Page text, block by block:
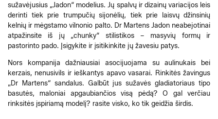
sužavėjusius „Jadon“ modelius. Jų spalvų ir dizainų variacijos leis
derinti tiek prie trumpučių sijonėlių, tiek prie laisvų džinsinių
kelnių ir mėgstamo vilnonio palto. Dr Martens Jadon neabejotinai
atpažinsite iš jų „chunky“ stilistikos – masyvių formų ir
pastorinto pado. Įsigykite ir įsitikinkite jų žavesiu patys.
Nors kompanija dažniausiai asocijuojama su aulinukais bei
kerzais, nenusivils ir ieškantys apavo vasarai. Rinkitės žavingus
„Dr Martens“ sandalus. Galbūt jus sužavės gladiatoriaus tipo
basutės, maloniai apgaubiančios visą pėdą? O gal verčiau
rinksitės įspiriamą modelį? rasite visko, ko tik geidžia širdis.